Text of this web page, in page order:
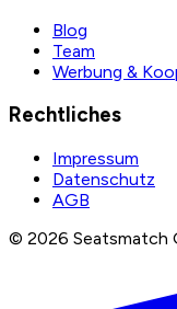
Blog
Team
Werbung &
Rechtliches
Impressum
Datenschutz
AGB
© 2026 Seatsmatch